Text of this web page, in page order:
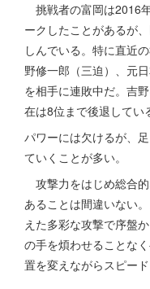
挑戦者の富岡は2016
ークしたことがあるが
しんでいる。特に直近
野修一郎（三迫）、元
を相手に連敗中だ。吉
在は8位まで後退してい
パワーには欠けるが、
ていくことが多い。
攻撃力をはじめ総合
あることは間違いない
えた多彩な攻撃で序盤
の手を煩わせることな
置を変えながらスピー